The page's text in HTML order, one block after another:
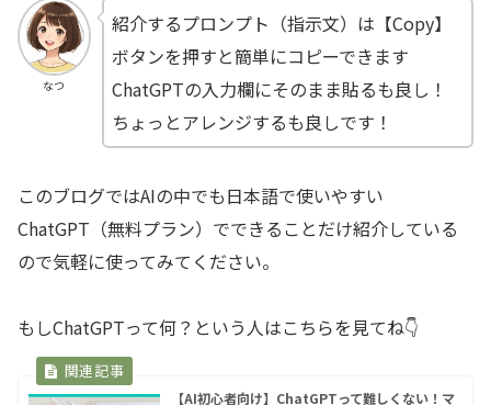
なつ
紹介するプロンプト（指示文）は【Copy】
ボタンを押すと簡単にコピーできます
ChatGPTの入力欄にそのまま貼るも良し！
ちょっとアレンジするも良しです！
このブログではAIの中でも日本語で使いやすい
ChatGPT（無料プラン）でできることだけ紹介している
ので気軽に使ってみてください。
もしChatGPTって何？という人はこちらを見てね👇️
【AI初心者向け】ChatGPTって難しくない！マ